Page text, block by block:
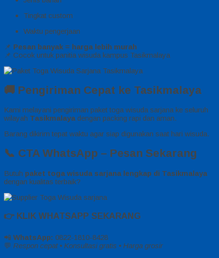
Tingkat custom
Waktu pengerjaan
📌 Pesan banyak = harga lebih murah
📌 Cocok untuk panitia wisuda kampus Tasikmalaya
🚚 Pengiriman Cepat ke Tasikmalaya
Kami melayani pengiriman paket toga wisuda sarjana ke seluruh
wilayah Tasikmalaya dengan packing rapi dan aman.
Barang dikirim tepat waktu agar siap digunakan saat hari wisuda.
📞 CTA WhatsApp – Pesan Sekarang
Butuh paket toga wisuda sarjana lengkap di Tasikmalaya
dengan kualitas terbaik?
👉 KLIK WHATSAPP SEKARANG
📲 WhatsApp: 0822-1810-8428
💬 Respon cepat • Konsultasi gratis • Harga grosir